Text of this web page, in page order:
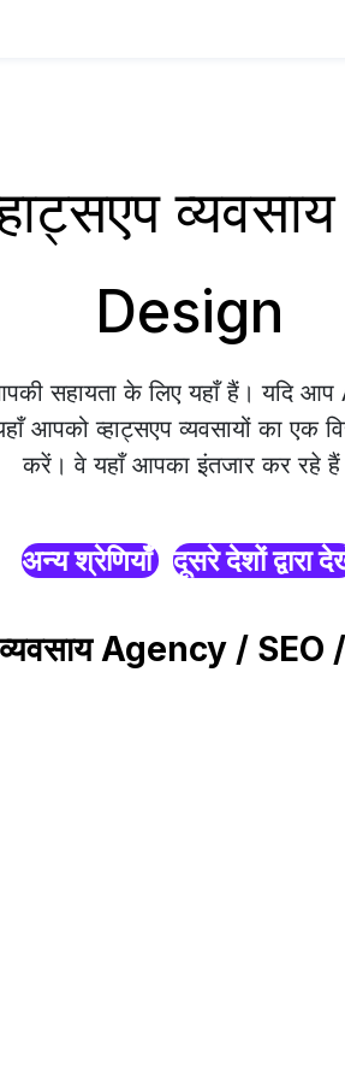
Design
आपकी सहायता के लिए यहाँ हैं। यदि
आपको व्हाट्सएप व्यवसायों का एक
करें। वे यहाँ आपका इंतजार कर रहे
अन्य श्रेणियाँ दूसरे देशों द्वारा
व्यवसाय Agency /